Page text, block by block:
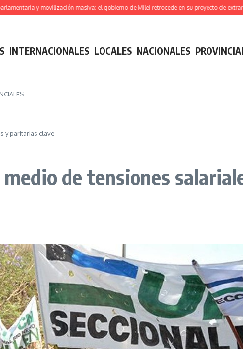
y movilización masiva: el gobierno de Milei retrocede en su proyecto de
INTERNACIONALES LOCALES NACIONALES
y paritarias clave
medio de tensiones